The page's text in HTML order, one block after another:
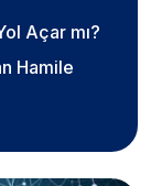
Açar mı?
Hamile